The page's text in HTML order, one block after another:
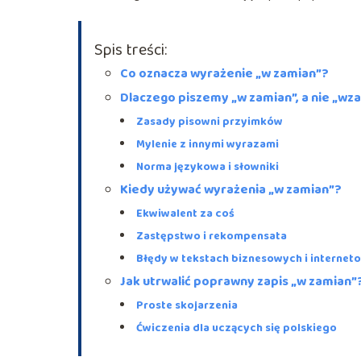
Spis treści:
Co oznacza wyrażenie „w zamian”?
Dlaczego piszemy „w zamian”, a nie
Zasady pisowni przyimków
Mylenie z innymi wyrazami
Norma językowa i słowniki
Kiedy używać wyrażenia „w zamian”?
Ekwiwalent za coś
Zastępstwo i rekompensata
Błędy w tekstach biznesowych i
Jak utrwalić poprawny zapis „w
Proste skojarzenia
Ćwiczenia dla uczących się polskiego